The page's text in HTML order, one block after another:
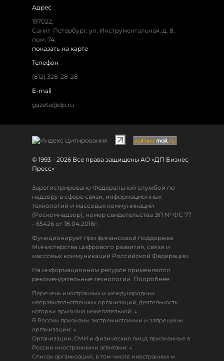
Адрес
197022,
Санкт-Петербург, ул. Инструментальная, д. 8,
пом. 74.
показать на карте
Телефон
(812) 328-28-28
E-mail
gazeta@dp.ru
© 1993 - 2026 Все права защищены АО «ДП Бизнес
Пресс»
Зарегистрировано Федеральной службой по
надзору в сфере связи, информационных
технологий и массовых коммуникаций
(Роскомнадзор), номер свидетельства ЭЛ № ФС 77
- 65426 от 18.04.2016г.
Функционирует при финансовой поддержке
Министерства цифрового развития, связи и
массовых коммуникаций Российской Федерации.
На информационном ресурсе применяются
рекомендательные технологии. Подробнее.
Перечень иностранных и международных
неправительственных организаций, деятельность
которых признана нежелательной: ↓
В России признаны экстремистскими и запрещены
организации: ↓
Организации, СМИ и физические лица, признанные в
России иностранными агентами: ↓
Список организаций, в том числе иностранных и